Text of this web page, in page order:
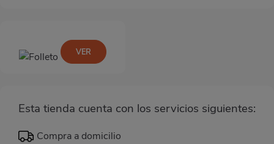
Esta tienda cuenta con los servicios siguientes:
Compra a domicilio
VER